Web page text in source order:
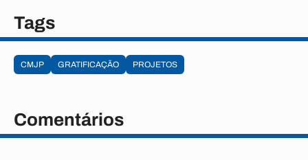
Tags
CMJP GRATIFICAÇÃO PROJETOS
Comentários